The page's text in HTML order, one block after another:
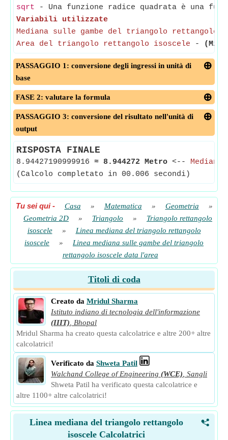
sqrt - Una funzione radice quadrata è una
Variabili utilizzate
Mediana sulle gambe del triangolo rettangolo
Area del triangolo rettangolo isoscele -
PASSAGGIO 1: conversione degli ingressi in unità di
base
FASE 2: valutare la formula
PASSAGGIO 3: conversione del risultato nell'unità di
output
RISPOSTA FINALE
8.94427190999916 ≈ 8.944272 Metro <--
(Calcolo completato in 00.006 secondi)
Tu sei qui- Casa » Matematica » Geometria
»
Geometria 2D
» Triangolo »
Triangolo rettangolo
isoscele
»
Linea mediana del triangolo rettangolo
isoscele
»
Linea mediana sulle gambe del triangolo
rettangolo isoscele data l'area
Titoli di coda
Creato da Mridul Sharma
Istituto indiano di tecnologia dell'informazione
(IIIT)
Bhopal
Mridul Sharma ha creato questa calcolatrice e altre 200+ altre
calcolatrici!
Verificato da Shweta Patil
Walchand College of Engineering (WCE) Sangli
Shweta Patil ha verificato questa calcolatrice e
altre 1100+ altre calcolatrici!
<
Linea mediana del triangolo rettangolo
isoscele Calcolatrici